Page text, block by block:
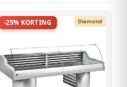
-25% KORTING Diamond